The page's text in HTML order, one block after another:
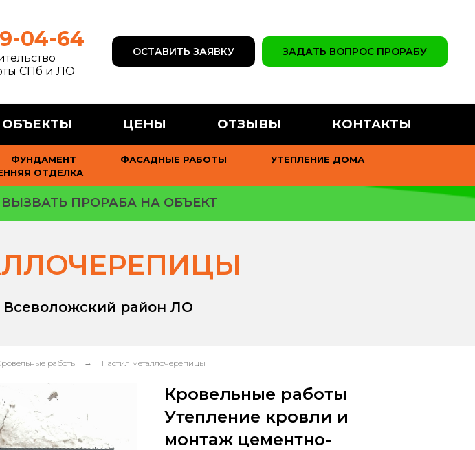
04-64
СПб и ЛО
ОСТАВИТЬ ЗАЯВКУ ЗАДАТЬ ВОПРОС ПРОРАБУ
ЦЕНЫ ОТЗЫВЫ КОНТАКТЫ
ФУНДАМЕНТ ФАСАДНЫЕ РАБОТЫ
УТЕПЛЕНИЕ ДОМА
ОТДЕЛКА
ПРОРАБА НА ОБЪЕКТ
район ЛО
работы → Настил металлочерепицы
Кровельные работы
Утепление кровли и
монтаж цементно-